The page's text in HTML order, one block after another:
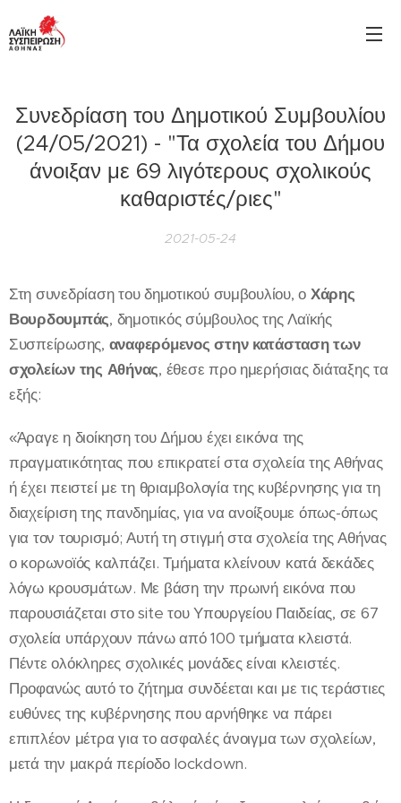
Συνεδρίαση του Δημοτικού Συμβουλίου
(24/05/2021) - "Τα σχολεία του Δήμου
άνοιξαν με 69 λιγότερους σχολικούς
καθαριστές/ριες"
2021-05-24
Στη συνεδρίαση του δημοτικού συμβουλίου, ο Χάρης
Βουρδουμπάς, δημοτικός σύμβουλος της Λαϊκής
Συσπείρωσης, αναφερόμενος στην κατάσταση των
σχολείων της Αθήνας, έθεσε προ ημερήσιας διάταξης τα
εξής:
«Άραγε η διοίκηση του Δήμου έχει εικόνα της
πραγματικότητας που επικρατεί στα σχολεία της Αθήνας
ή έχει πειστεί με τη θριαμβολογία της κυβέρνησης για τη
διαχείριση της πανδημίας, για να ανοίξουμε όπως-όπως
για τον τουρισμό; Αυτή τη στιγμή στα σχολεία της Αθήνας
ο κορωνοϊός καλπάζει. Τμήματα κλείνουν κατά δεκάδες
λόγω κρουσμάτων. Με βάση την πρωινή εικόνα που
παρουσιάζεται στο site του Υπουργείου Παιδείας, σε 67
σχολεία υπάρχουν πάνω από 100 τμήματα κλειστά.
Πέντε ολόκληρες σχολικές μονάδες είναι κλειστές.
Προφανώς αυτό το ζήτημα συνδέεται και με τις τεράστιες
ευθύνες της κυβέρνησης που αρνήθηκε να πάρει
επιπλέον μέτρα για το ασφαλές άνοιγμα των σχολείων,
μετά την μακρά περίοδο lockdown.